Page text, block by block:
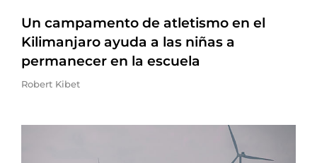
Un campamento de atletismo en el
Kilimanjaro ayuda a las niñas a
permanecer en la escuela
Robert Kibet